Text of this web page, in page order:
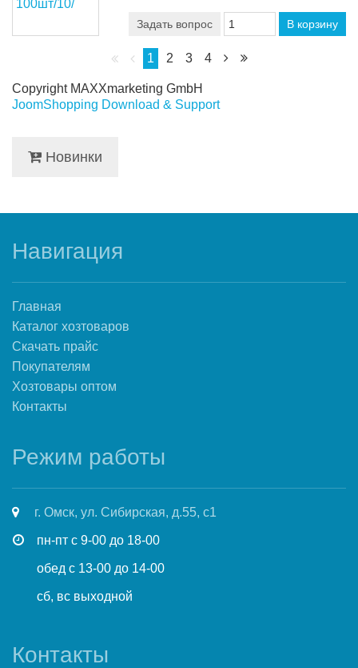
Задать вопрос В корзину
1 2 3 4
Copyright MAXXmarketing GmbH
JoomShopping Download & Support
Новинки
Навигация
Главная
Каталог хозтоваров
Скачать прайс
Покупателям
Хозтовары оптом
Контакты
Режим работы
г. Омск, ул. Сибирская, д.55, с1
пн-пт с 9-00 до 18-00
обед с 13-00 до 14-00
сб, вс выходной
Контакты